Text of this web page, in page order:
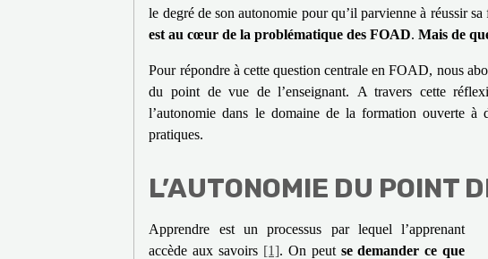
le degré de son autonomie pour qu’il parvienne à réussir sa
est au cœur de la problématique des FOAD.Mais de
Pour répondre à cette question centrale en FOAD, nous
du point de vue de l’enseignant. A travers cette
l’autonomie dans le domaine de la formation ouverte à
pratiques.
L’AUTONOMIE DU POINT
Apprendre est un processus par lequel l’apprenant
accède aux savoirs [1]. On peut se demander ce que